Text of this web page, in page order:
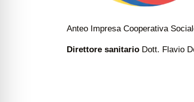
Anteo Impresa Cooperativa
Direttore sanitario Dott. Flavio